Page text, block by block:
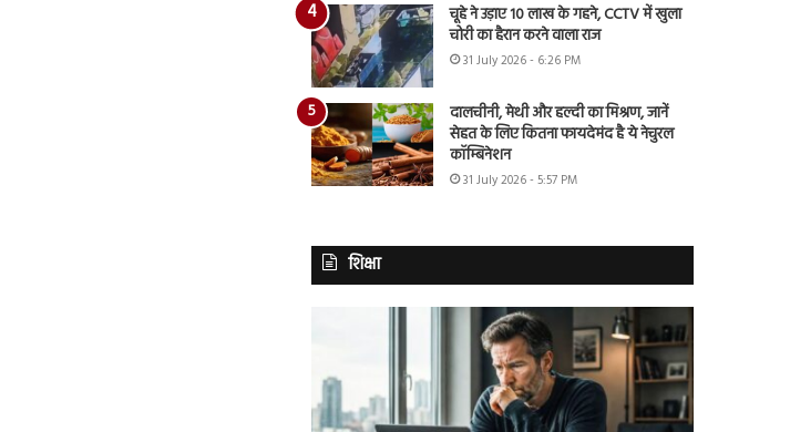
चूहे ने उड़ाए 10 लाख के गहने, CCTV में खुला
चोरी का हैरान करने वाला राज
31 July 2026 - 6:26 PM
दालचीनी, मेथी और हल्दी का मिश्रण, जानें
सेहत के लिए कितना फायदेमंद है ये नेचुरल
कॉम्बिनेशन
31 July 2026 - 5:57 PM
शिक्षा